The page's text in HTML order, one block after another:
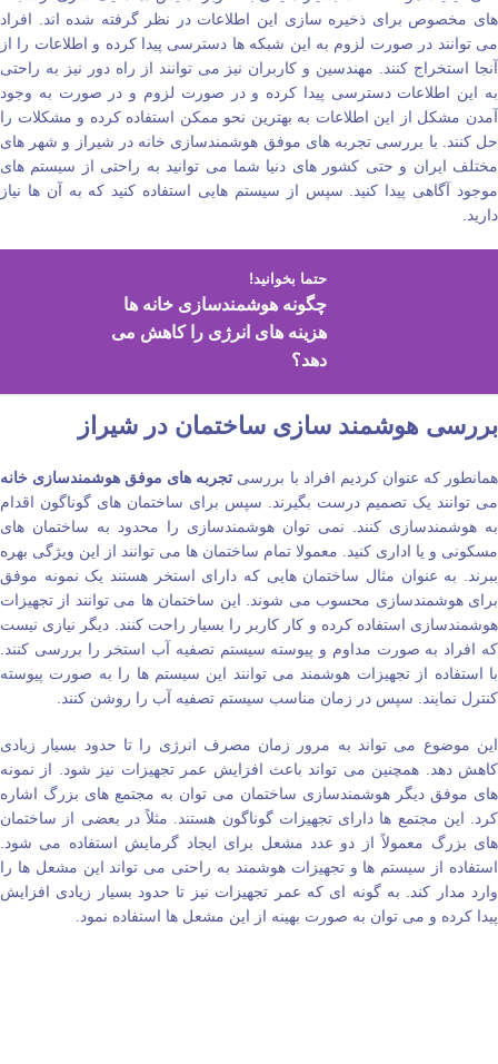
های مخصوص برای ذخیره‌ سازی این اطلاعات در نظر گرفته شده اند. افراد
می‌ توانند در صورت لزوم به این شبکه‌ ها دسترسی پیدا کرده و اطلاعات را از
آنجا استخراج کنند. مهندسین و کاربران نیز می‌ توانند از راه دور نیز به راحتی
به این اطلاعات دسترسی پیدا کرده و در صورت لزوم و در صورت به وجود
آمدن مشکل از این اطلاعات به بهترین نحو ممکن استفاده کرده و مشکلات را
حل کنند. با بررسی تجربه‌ های موفق هوشمندسازی خانه در شیراز و شهر های
مختلف ایران و حتی کشور های دنیا شما می‌ توانید به راحتی از سیستم‌ های
موجود آگاهی پیدا کنید. سپس از سیستم‌ هایی استفاده کنید که به آن ها نیاز
دارید.
حتما بخوانید!
چگونه هوشمندسازی خانه ها
هزینه های انرژی را کاهش می
دهد؟
بررسی هوشمند سازی ساختمان در شیراز
همانطور که عنوان کردیم افراد با بررسی تجربه‌ های موفق هوشمندسازی خانه
می‌ توانند یک تصمیم درست بگیرند. سپس برای ساختمان‌ های گوناگون اقدام
به هوشمندسازی کنند. نمی‌ توان هوشمندسازی را محدود به ساختمان‌ های
مسکونی و یا اداری کنید. معمولا تمام ساختمان‌ ها می‌ توانند از این ویژگی بهره
ببرند. به عنوان مثال ساختمان‌ هایی که دارای استخر هستند یک نمونه موفق
برای هوشمندسازی محسوب می‌ شوند. این ساختمان‌ ها می‌ توانند از تجهیزات
هوشمندسازی استفاده کرده و کار کاربر را بسیار راحت کنند. دیگر نیازی نیست
که افراد به صورت مداوم و پیوسته سیستم تصفیه آب استخر را بررسی کنند.
با استفاده از تجهیزات هوشمند می‌ توانند این سیستم‌ ها را به صورت پیوسته
کنترل نمایند. سپس در زمان مناسب سیستم تصفیه آب را روشن کنند.
این موضوع می‌ تواند به مرور زمان مصرف انرژی را تا حدود بسیار زیادی
کاهش دهد. همچنین می‌ تواند باعث افزایش عمر تجهیزات نیز شود‌. از نمونه‌
های موفق دیگر هوشمندسازی ساختمان می‌ توان به مجتمع‌ های بزرگ اشاره
کرد. این مجتمع ها دارای تجهیزات گوناگون هستند. مثلاً در بعضی از ساختمان‌
های بزرگ معمولاً از دو عدد مشعل برای ایجاد گرمایش استفاده می‌ شود.
استفاده از سیستم‌ ها و تجهیزات هوشمند به راحتی می‌ تواند این مشعل‌ ها را
وارد مدار کند. به گونه‌ ای که عمر تجهیزات نیز تا حدود بسیار زیادی افزایش
پیدا کرده و می توان به صورت بهینه از این مشعل ها استفاده نمود.